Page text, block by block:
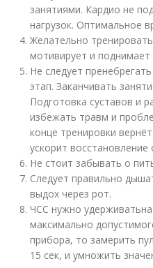
занятиями. Кардио не
нагрузок. Оптимальное
Желательно
мотивирует и поднимает
Не следует
этап. Заканчивать
Подготовка суставов и
избежать травм и
конце тренировки
ускорит восстановление
Не стоит забывать о
Следует правильно
выдох через рот.
ЧСС нужно
максимально
прибора, то замерить
15 сек, и умножить